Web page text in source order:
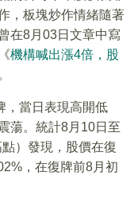
，板塊炒作情緒隨著
在8月03日文章中寫
機構喊出漲4倍，股
，當日表現高開低
蕩。統計8月10日至
）發現，股價在復
，在復牌前8月初